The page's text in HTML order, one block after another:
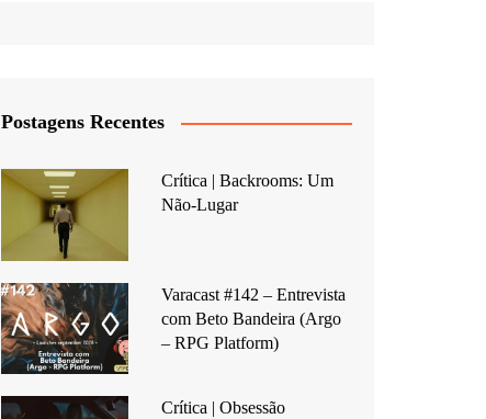
Postagens Recentes
Crítica | Backrooms: Um
Não-Lugar
Varacast #142 – Entrevista
com Beto Bandeira (Argo
– RPG Platform)
Crítica | Obsessão